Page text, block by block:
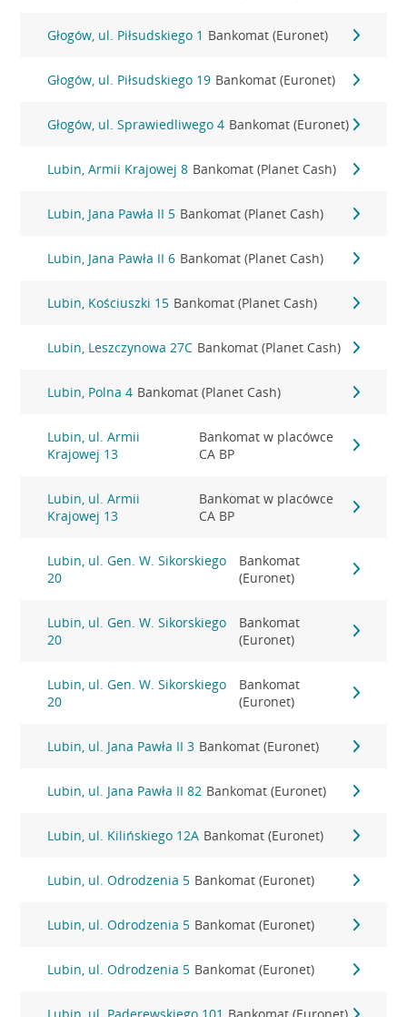
Głogów, ul. Piłsudskiego 1 Bankomat (Euronet)
Głogów, ul. Piłsudskiego 19 Bankomat (Euronet)
Głogów, ul. Sprawiedliwego 4 Bankomat (Euronet)
Lubin, Armii Krajowej 8 Bankomat (Planet Cash)
Lubin, Jana Pawła II 5 Bankomat (Planet Cash)
Lubin, Jana Pawła II 6 Bankomat (Planet Cash)
Lubin, Kościuszki 15 Bankomat (Planet Cash)
Lubin, Leszczynowa 27C Bankomat (Planet Cash)
Lubin, Polna 4 Bankomat (Planet Cash)
Lubin, ul. Armii
Krajowej 13
Bankomat w placówce
CA BP
Lubin, ul. Armii
Krajowej 13
Bankomat w placówce
CA BP
Lubin, ul. Gen. W. Sikorskiego
20
Bankomat
(Euronet)
Lubin, ul. Gen. W. Sikorskiego
20
Bankomat
(Euronet)
Lubin, ul. Gen. W. Sikorskiego
20
Bankomat
(Euronet)
Lubin, ul. Jana Pawła II 3 Bankomat (Euronet)
Lubin, ul. Jana Pawła II 82 Bankomat (Euronet)
Lubin, ul. Kilińskiego 12A Bankomat (Euronet)
Lubin, ul. Odrodzenia 5 Bankomat (Euronet)
Lubin, ul. Odrodzenia 5 Bankomat (Euronet)
Lubin, ul. Odrodzenia 5 Bankomat (Euronet)